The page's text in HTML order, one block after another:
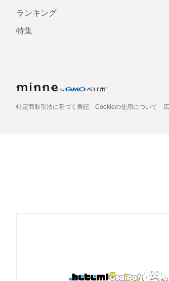
ランキング
特集
特定商取引法に基づく表記 Cookieの使用について